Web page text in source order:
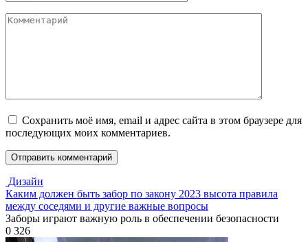
Комментарий
Сохранить моё имя, email и адрес сайта в этом браузере для
последующих моих комментариев.
Дизайн
Каким должен быть забор по закону 2023 высота правила
между соседями и другие важные вопросы
Заборы играют важную роль в обеспечении безопасности
0 326